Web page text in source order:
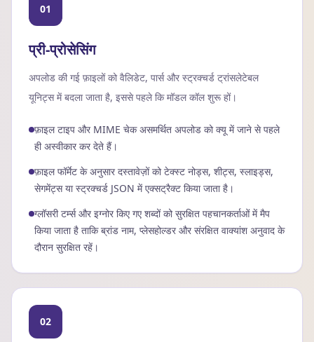
01
प्री-प्रोसेसिंग
अपलोड की गई फ़ाइलों को वैलिडेट, पार्स और स्ट्रक्चर्ड ट्रांसलेटेबल
यूनिट्स में बदला जाता है, इससे पहले कि मॉडल कॉल शुरू हों।
फ़ाइल टाइप और MIME चेक असमर्थित अपलोड को क्यू में जाने से पहले
ही अस्वीकार कर देते हैं।
फ़ाइल फॉर्मेट के अनुसार दस्तावेज़ों को टेक्स्ट नोड्स, शीट्स, स्लाइड्स,
सेगमेंट्स या स्ट्रक्चर्ड JSON में एक्सट्रैक्ट किया जाता है।
ग्लॉसरी टर्म्स और इग्नोर किए गए शब्दों को सुरक्षित पहचानकर्ताओं में मैप
किया जाता है ताकि ब्रांड नाम, प्लेसहोल्डर और संरक्षित वाक्यांश अनुवाद के
दौरान सुरक्षित रहें।
02